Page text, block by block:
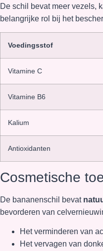
De schil bevat meer vezels,
belangrijke rol bij het
Voedingsstof
Vitamine C
Vitamine B6
Kalium
Antioxidanten
Cosmetische
De bananenschil bevat
bevorderen van
Het verminderen van
Het vervagen van